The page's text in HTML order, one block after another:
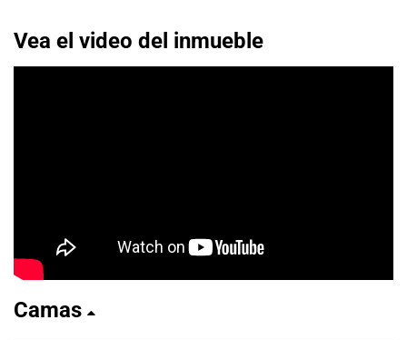
Vea el video del inmueble
Camas